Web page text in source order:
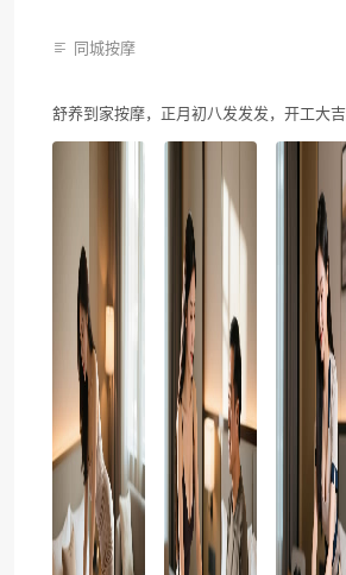
同城按摩
舒养到家按摩，正月初八发发发，开工大吉